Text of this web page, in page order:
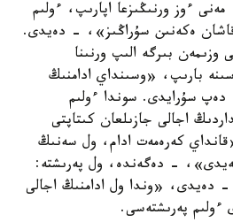
ءوز ورنىڭىزعا اپارىپ، ءولىم
قاشان ەكەنىن سۇراڭىز»، - دەيدى.
بىرگە الىپ ورنىنا
بارىپ، «وسىنداي ادامنىڭ
سۇرايدى. سوندا ءولىم
اجالى جازىلعان كىتاپتى
كەرەمەت ادام، ول سەنىڭ
- دەگەندە، ول پەرىشتە:
دەيدى، «وندا ول ادامنىڭ اجالى
پەرىشتەسى.